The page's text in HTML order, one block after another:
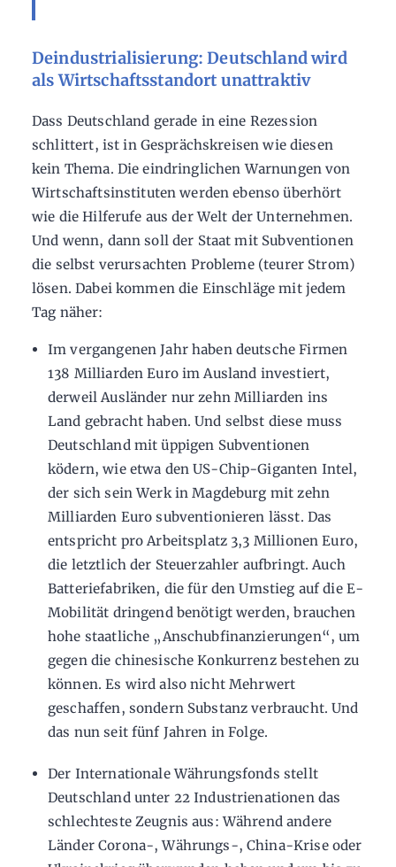
Deindustrialisierung: Deutschland wird
als Wirtschaftsstandort unattraktiv
Dass Deutschland gerade in eine Rezession
schlittert, ist in Gesprächskreisen wie diesen
kein Thema. Die eindringlichen Warnungen von
Wirtschaftsinstituten werden ebenso überhört
wie die Hilferufe aus der Welt der Unternehmen.
Und wenn, dann soll der Staat mit Subventionen
die selbst verursachten Probleme (teurer Strom)
lösen. Dabei kommen die Einschläge mit jedem
Tag näher:
Im vergangenen Jahr haben deutsche Firmen
138 Milliarden Euro im Ausland investiert,
derweil Ausländer nur zehn Milliarden ins
Land gebracht haben. Und selbst diese muss
Deutschland mit üppigen Subventionen
ködern, wie etwa den US-Chip-Giganten Intel,
der sich sein Werk in Magdeburg mit zehn
Milliarden Euro subventionieren lässt. Das
entspricht pro Arbeitsplatz 3,3 Millionen Euro,
die letztlich der Steuerzahler aufbringt. Auch
Batteriefabriken, die für den Umstieg auf die E-
Mobilität dringend benötigt werden, brauchen
hohe staatliche „Anschubfinanzierungen“, um
gegen die chinesische Konkurrenz bestehen zu
können. Es wird also nicht Mehrwert
geschaffen, sondern Substanz verbraucht. Und
das nun seit fünf Jahren in Folge.
Der Internationale Währungsfonds stellt
Deutschland unter 22 Industrienationen das
schlechteste Zeugnis aus: Während andere
Länder Corona-, Währungs-, China-Krise oder